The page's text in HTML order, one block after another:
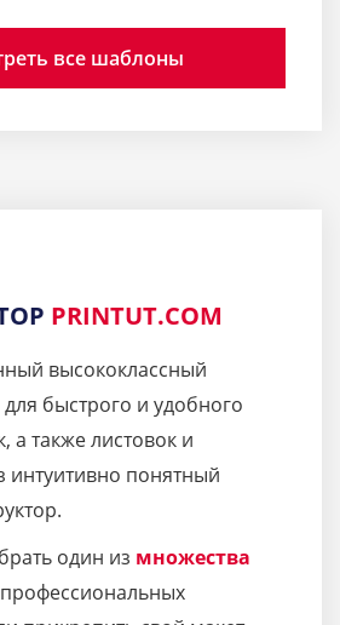
все шаблоны
PRINTUT.COM
высококлассный
быстрого и удобного
а также листовок и
интуитивно понятный
один из множества